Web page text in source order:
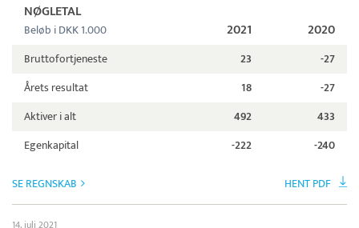
NØGLETAL
Beløb i DKK 1.000 2021 2020
Bruttofortjeneste 23
-27
Årets resultat
18
-27
Aktiver i alt
492
433
Egenkapital
-222 -240
SE REGNSKAB HENT PDF